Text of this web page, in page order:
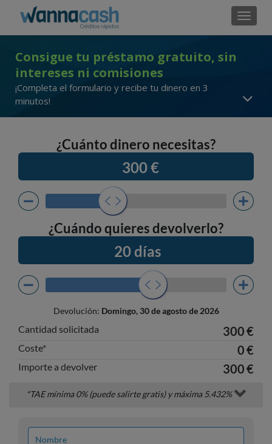
Consigue tu préstamo gratuito, sin
intereses ni comisiones
¡Completa el formulario y recibe tu dinero en 3
minutos!